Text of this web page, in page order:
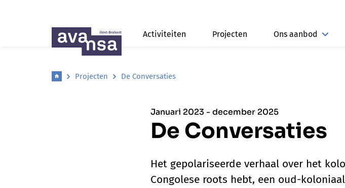
Activiteiten Projecten Ons aanbod
Projecten De Conversaties
Januari 2023 - december 2025
De Conversaties
Het gepolariseerde verhaal over het
Congolese roots hebt, een oud-